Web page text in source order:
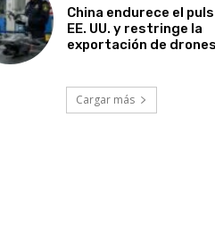
China endurece el
EE. UU. y restringe la
exportación de drones
Cargar más